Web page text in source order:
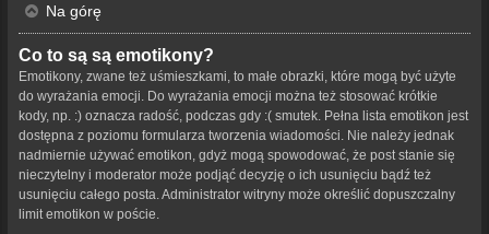
Na górę
Co to są są emotikony?
Emotikony, zwane też uśmieszkami, to małe obrazki, które mogą być użyte
do wyrażania emocji. Do wyrażania emocji można też stosować krótkie
kody, np. :) oznacza radość, podczas gdy :( smutek. Pełna lista emotikon jest
dostępna z poziomu formularza tworzenia wiadomości. Nie należy jednak
nadmiernie używać emotikon, gdyż mogą spowodować, że post stanie się
nieczytelny i moderator może podjąć decyzję o ich usunięciu bądź też
usunięciu całego posta. Administrator witryny może określić dopuszczalny
limit emotikon w poście.